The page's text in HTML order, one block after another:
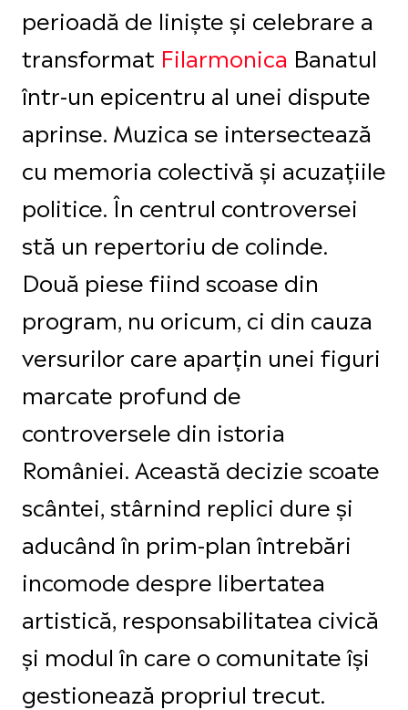
perioadă de liniște și celebrare a
transformat Filarmonica Banatul
într-un epicentru al unei dispute
aprinse. Muzica se intersectează
cu memoria colectivă și acuzațiile
politice. În centrul controversei
stă un repertoriu de colinde.
Două piese fiind scoase din
program, nu oricum, ci din cauza
versurilor care aparțin unei figuri
marcate profund de
controversele din istoria
României. Această decizie scoate
scântei, stârnind replici dure și
aducând în prim-plan întrebări
incomode despre libertatea
artistică, responsabilitatea civică
și modul în care o comunitate își
gestionează propriul trecut.